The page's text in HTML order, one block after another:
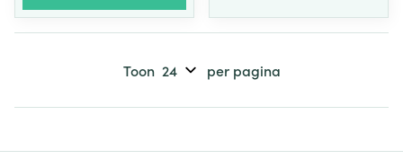
Toon per pagina